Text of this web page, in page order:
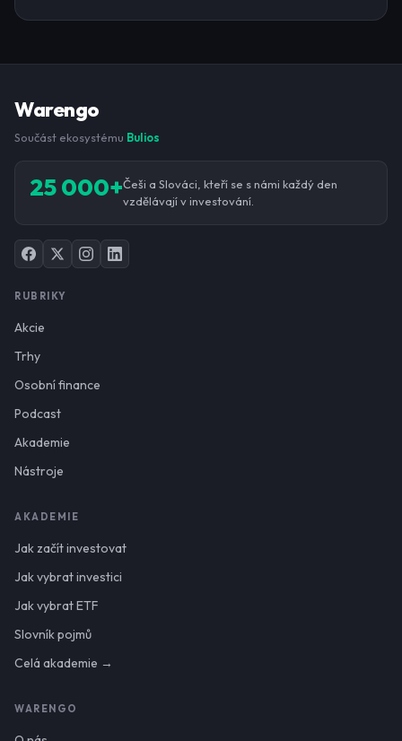
Warengo
Součást ekosystému Bulios
25 000+Češi a Slováci, kteří se s námi každý den
vzdělávají v investování.
RUBRIKY
Akcie
Trhy
Osobní finance
Podcast
Akademie
Nástroje
AKADEMIE
Jak začít investovat
Jak vybrat investici
Jak vybrat ETF
Slovník pojmů
Celá akademie →
WARENGO